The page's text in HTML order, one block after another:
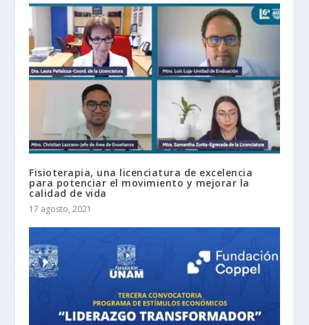
Fisioterapia, una licenciatura de excelencia
para potenciar el movimiento y mejorar la
calidad de vida
17 agosto, 2021